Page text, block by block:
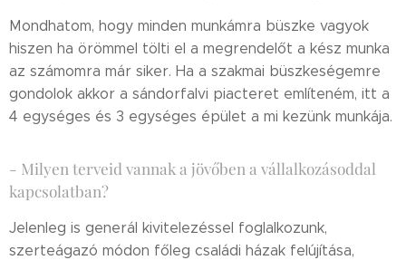
Mondhatom, hogy minden munkámra büszke vagyok
hiszen ha örömmel tölti el a megrendelőt a kész munka
az számomra már siker. Ha a szakmai büszkeségemre
gondolok akkor a sándorfalvi piacteret említeném, itt a
4 egységes és 3 egységes épület a mi kezünk munkája.
- Milyen terveid vannak a jövőben a vállalkozásoddal
kapcsolatban?
Jelenleg is generál kivitelezéssel foglalkozunk,
szerteágazó módon főleg családi házak felújítása,